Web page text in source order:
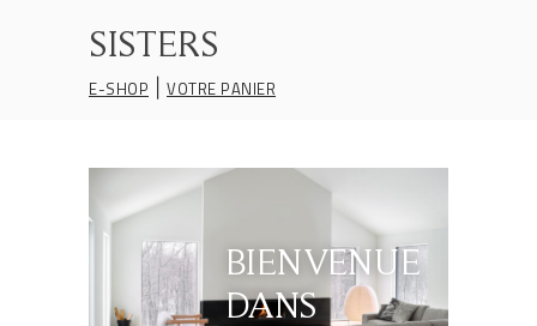
SISTERS
E-SHOP VOTRE PANIER
BIENVENUE
DANS